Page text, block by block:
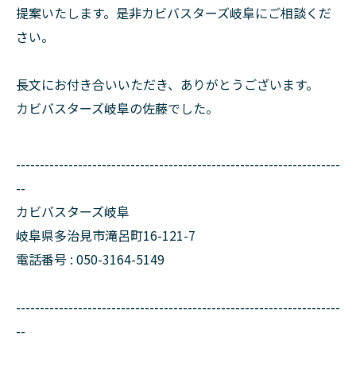
提案いたします。是非カビバスターズ岐阜にご相談くだ
さい。
長文にお付き合いいただき、ありがとうございます。
カビバスターズ岐阜の佐藤でした。
--------------------------------------------------------------------
--
カビバスターズ岐阜
岐阜県多治見市滝呂町16-121-7
電話番号 : 050-3164-5149
--------------------------------------------------------------------
--